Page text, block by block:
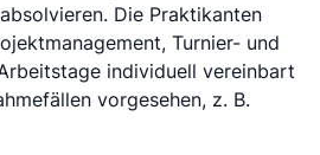
Die Praktikanten
Turnier- und
individuell vereinbart
vorgesehen, z. B.